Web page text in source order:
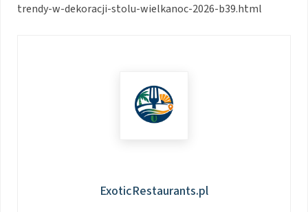
trendy-w-dekoracji-stolu-wielkanoc-2026-b39.html
ExoticRestaurants.pl